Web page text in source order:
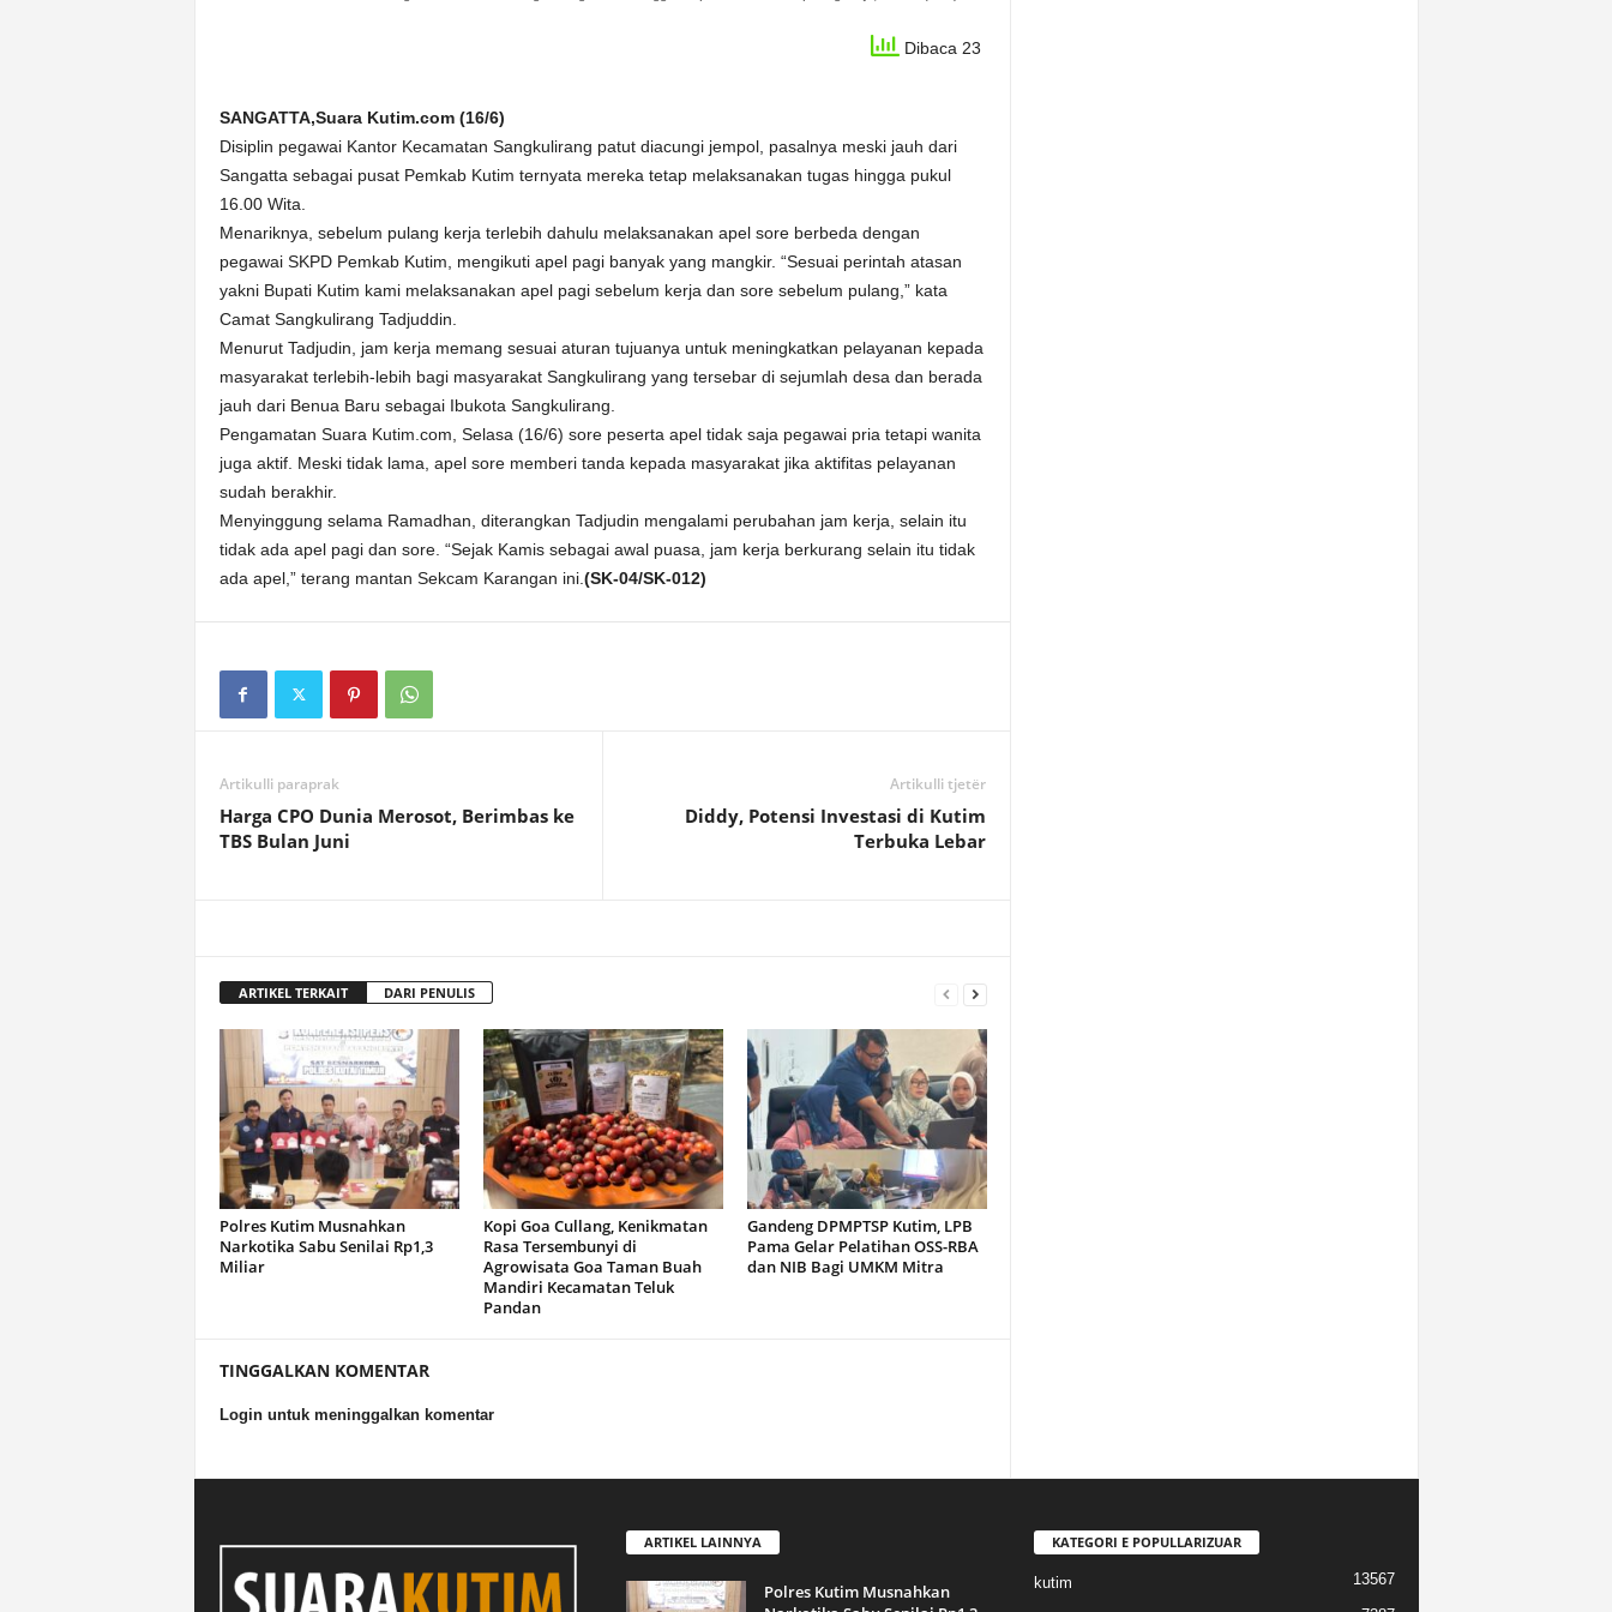
Dibaca 23
SANGATTA,Suara Kutim.com (16/6)
Disiplin pegawai Kantor Kecamatan Sangkulirang patut diacungi jempol, pasalnya meski jauh dari
Sangatta sebagai pusat Pemkab Kutim ternyata mereka tetap melaksanakan tugas hingga pukul
16.00 Wita.
Menariknya, sebelum pulang kerja terlebih dahulu melaksanakan apel sore berbeda dengan
pegawai SKPD Pemkab Kutim, mengikuti apel pagi banyak yang mangkir. “Sesuai perintah atasan
yakni Bupati Kutim kami melaksanakan apel pagi sebelum kerja dan sore sebelum pulang,” kata
Camat Sangkulirang Tadjuddin.
Menurut Tadjudin, jam kerja memang sesuai aturan tujuanya untuk meningkatkan pelayanan kepada
masyarakat terlebih-lebih bagi masyarakat Sangkulirang yang tersebar di sejumlah desa dan berada
jauh dari Benua Baru sebagai Ibukota Sangkulirang.
Pengamatan Suara Kutim.com, Selasa (16/6) sore peserta apel tidak saja pegawai pria tetapi wanita
juga aktif. Meski tidak lama, apel sore memberi tanda kepada masyarakat jika aktifitas pelayanan
sudah berakhir.
Menyinggung selama Ramadhan, diterangkan Tadjudin mengalami perubahan jam kerja, selain itu
tidak ada apel pagi dan sore. “Sejak Kamis sebagai awal puasa, jam kerja berkurang selain itu tidak
ada apel,” terang mantan Sekcam Karangan ini. (SK-04/SK-012)
Artikulli paraprak
Harga CPO Dunia Merosot, Berimbas ke
TBS Bulan Juni
Artikulli tjetër
Diddy, Potensi Investasi di Kutim
Terbuka Lebar
ARTIKEL TERKAIT DARI PENULIS
Polres Kutim Musnahkan
Narkotika Sabu Senilai Rp1,3
Miliar
Kopi Goa Cullang, Kenikmatan
Rasa Tersembunyi di
Agrowisata Goa Taman Buah
Mandiri Kecamatan Teluk
Pandan
Gandeng DPMPTSP Kutim, LPB
Pama Gelar Pelatihan OSS-RBA
dan NIB Bagi UMKM Mitra
TINGGALKAN KOMENTAR
Login untuk meninggalkan komentar
ARTIKEL LAINNYA
Polres Kutim Musnahkan
KATEGORI E POPULLARIZUAR
kutim 13567